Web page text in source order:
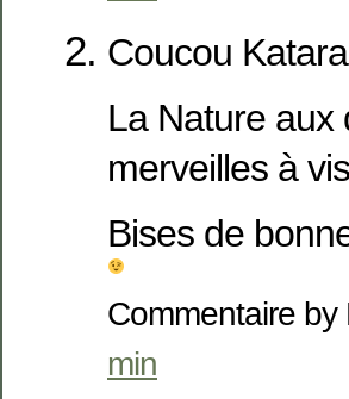
Coucou
La Nature
merveilles à
Bises de
Commentaire
min